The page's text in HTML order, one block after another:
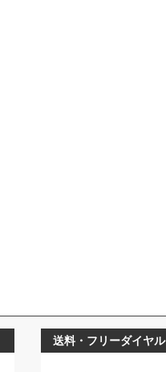
送料・フリーダイヤル